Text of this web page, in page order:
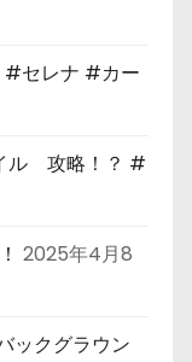
セレナ #カー
ル 攻略！？ #
2025年4月8
ックグラウン